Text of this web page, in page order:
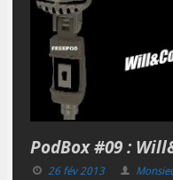
PodBox #09 :
26 fév 2013